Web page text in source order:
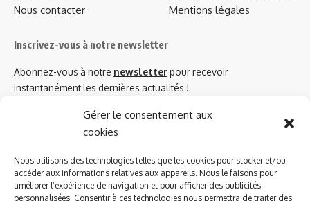
Gérer le consentement aux
cookies
Nous utilisons des technologies telles que les cookies pour stocker et/ou
accéder aux informations relatives aux appareils. Nous le faisons pour
améliorer l’expérience de navigation et pour afficher des publicités
personnalisées. Consentir à ces technologies nous permettra de traiter des
Nous contacter
Mentions légales
Inscrivez-vous à notre newsletter
Abonnez-vous à notre newsletterpour recevoir
instantanément les dernières actualités !
Azinat.com TV soutient